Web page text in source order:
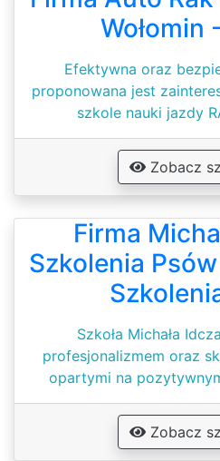
Wołomin
Efektywna oraz
proponowana jest
szkole nauki jazdy
Zobacz
Firma
Szkolenia
Szkoła Michała
profesjonalizmem oraz
opartymi na
Zobacz